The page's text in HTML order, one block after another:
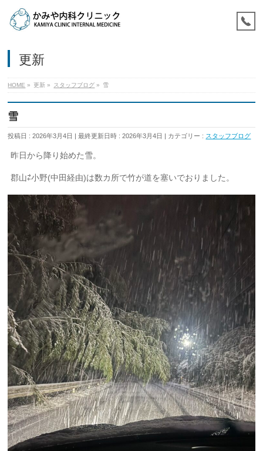
更新
HOME » 更新 » スタッフブログ » 雪
雪
投稿日 : 2026年3月4日 最終更新日時 : 2026年3月4日 カテゴリー : スタッフブログ
昨日から降り始めた雪。
郡山⇄小野(中田経由)は数カ所で竹が道を塞いでおりました。